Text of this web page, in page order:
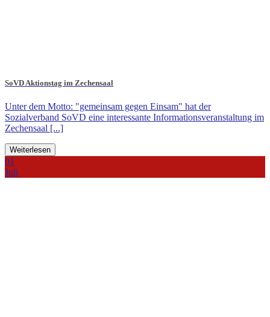
SoVD Aktionstag im Zechensaal
Unter dem Motto: "gemeinsam gegen Einsam" hat der
Sozialverband SoVD eine interessante Informationsveranstaltung im
Zechensaal [...]
Weiterlesen
01
Juli